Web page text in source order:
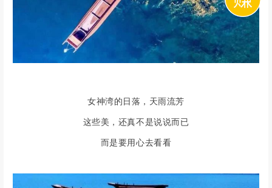
女神湾的日落，天雨流芳
这些美，还真不是说说而已
而是要用心去看看